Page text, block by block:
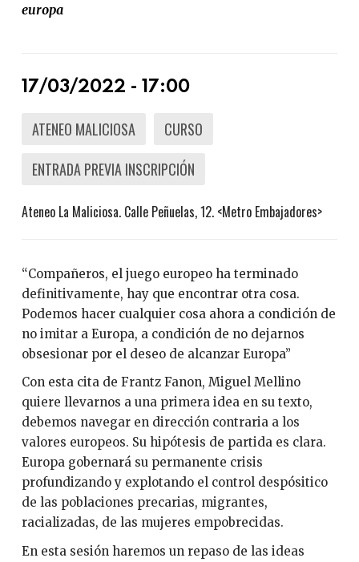
europa
17/03/2022 - 17:00
ATENEO MALICIOSA
CURSO
ENTRADA PREVIA INSCRIPCIÓN
Ateneo La Maliciosa. Calle Peñuelas, 12. <Metro Embajadores>
“Compañeros, el juego europeo ha terminado
definitivamente, hay que encontrar otra cosa.
Podemos hacer cualquier cosa ahora a condición de
no imitar a Europa, a condición de no dejarnos
obsesionar por el deseo de alcanzar Europa”
Con esta cita de Frantz Fanon, Miguel Mellino
quiere llevarnos a una primera idea en su texto,
debemos navegar en dirección contraria a los
valores europeos. Su hipótesis de partida es clara.
Europa gobernará su permanente crisis
profundizando y explotando el control despósitico
de las poblaciones precarias, migrantes,
racializadas, de las mujeres empobrecidas.
En esta sesión haremos un repaso de las ideas